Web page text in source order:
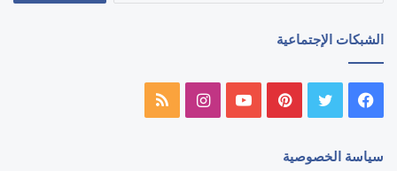
الشبكات الإجتماعية
فيسبوك تويتر بينتيريستيوتيوبانستقرامملخص
سياسة الخصوصية